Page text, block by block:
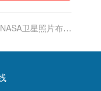
NASA卫星照片布满
与青藏高原有关？